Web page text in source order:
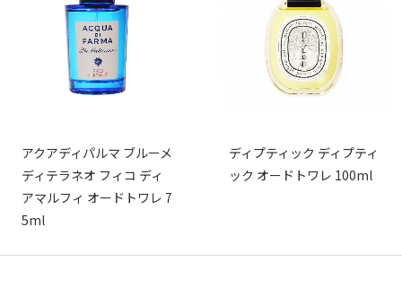
アクアディパルマ ブルーメ
ディテラネオ フィコ ディ
アマルフィ オードトワレ 7
5ml
ディプティック ディプティ
ック オードトワレ 100ml